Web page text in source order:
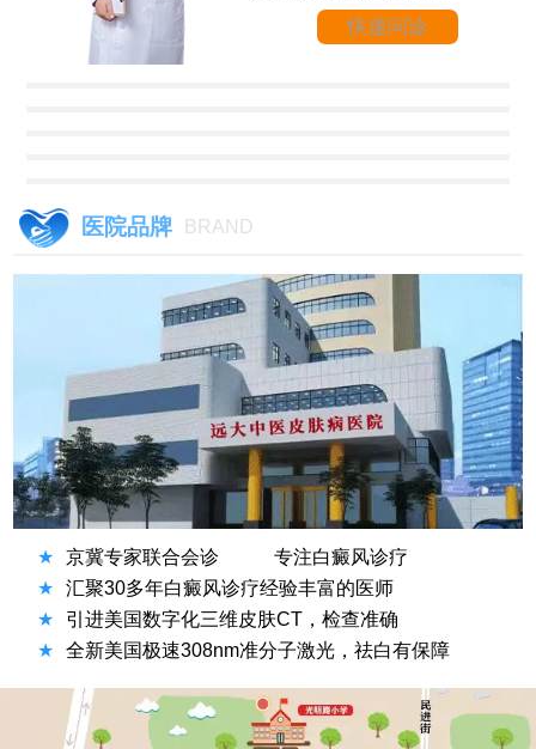
快速问诊
医院品牌 BRAND
★ 京冀专家联合会诊
专注白癜风诊疗
★
汇聚30多年白癜风诊疗经验丰富的医师
★
引进美国数字化三维皮肤CT，检查准确
★
全新美国极速308nm准分子激光，祛白有保障